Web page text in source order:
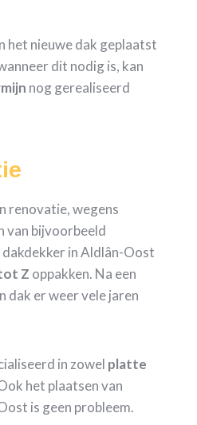
het nieuwe dak geplaatst
dit nodig is, kan
nog gerealiseerd
renovatie, wegens
van bijvoorbeeld
dakdekker in Aldlân-Oost
Z oppakken. Na een
dak er weer vele jaren
in zowel platte
het plaatsen van
is geen probleem.